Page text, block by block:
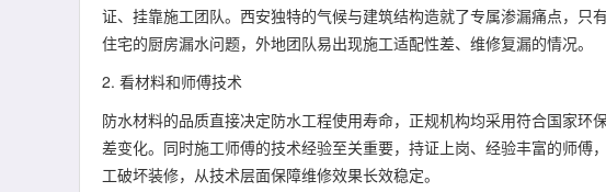
证、挂靠施工团队。西安独特的气候与建筑结构造就了专属渗漏痛点，
住宅的厨房漏水问题，外地团队易出现施工适配性差、维修复漏的情况。
2. 看材料和师傅技术
防水材料的品质直接决定防水工程使用寿命，正规机构均采用符合国家环
差变化。同时施工师傅的技术经验至关重要，持证上岗、经验丰富的师
工破坏装修，从技术层面保障维修效果长效稳定。